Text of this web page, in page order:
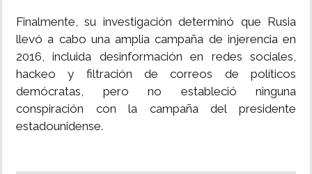
Finalmente, su investigación determinó que Rusia
llevó a cabo una amplia campaña de injerencia en
2016, incluida desinformación en redes sociales,
hackeo y filtración de correos de políticos
demócratas, pero no estableció ninguna
conspiración con la campaña del presidente
estadounidense.